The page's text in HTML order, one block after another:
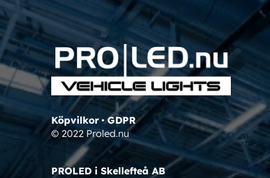
Köpvilkor•GDPR
© 2022 Proled.nu
PROLED i Skellefteå AB